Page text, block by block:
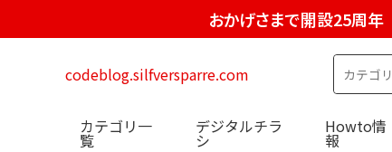
おかげさまで開設25周年
codeblog.silfversparre.com
カテゴリ一
覧
デジタルチラ
シ
Howto情
報